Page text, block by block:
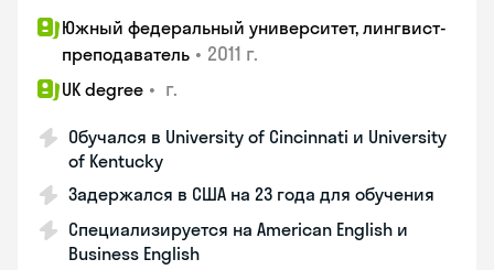
Южный федеральный университет, лингвист-
преподаватель • 2011 г.
UK degree • г.
Обучался в University of Cincinnati и University
of Kentucky
Задержался в США на 23 года для обучения
Специализируется на American English и
Business English